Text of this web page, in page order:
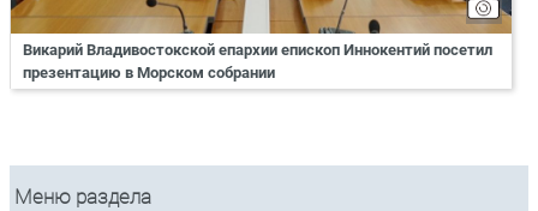
Викарий Владивостокской епархии епископ Иннокентий посетил
презентацию в Морском собрании
Меню раздела